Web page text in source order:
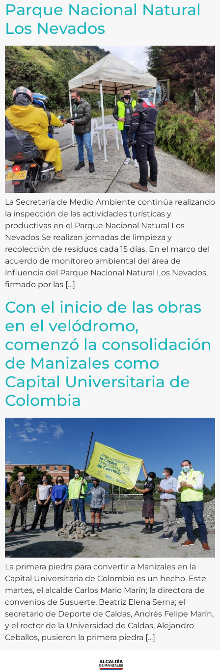
Parque Nacional Natural
Los Nevados
La Secretaría de Medio Ambiente continúa realizando
la inspección de las actividades turísticas y
productivas en el Parque Nacional Natural Los
Nevados Se realizan jornadas de limpieza y
recolección de residuos cada 15 días. En el marco del
acuerdo de monitoreo ambiental del área de
influencia del Parque Nacional Natural Los Nevados,
firmado por las […]
Con el inicio de las obras
en el velódromo,
comenzó la consolidación
de Manizales como
Capital Universitaria de
Colombia
La primera piedra para convertir a Manizales en la
Capital Universitaria de Colombia es un hecho. Este
martes, el alcalde Carlos Mario Marín; la directora de
convenios de Susuerte, Beatriz Elena Serna; el
secretario de Deporte de Caldas, Andrés Felipe Marín,
y el rector de la Universidad de Caldas, Alejandro
Ceballos, pusieron la primera piedra […]